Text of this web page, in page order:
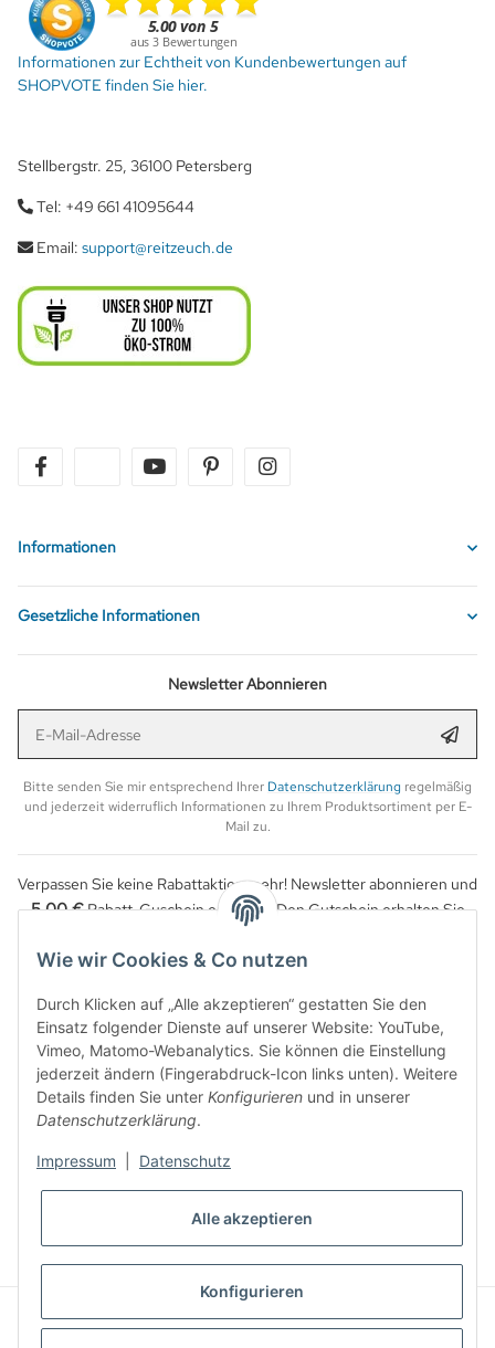
Wie wir Cookies & Co nutzen
Durch Klicken auf „Alle akzeptieren“ gestatten Sie den
Einsatz folgender Dienste auf unserer Website: YouTube,
Vimeo, Matomo-Webanalytics. Sie können die Einstellung
jederzeit ändern (Fingerabdruck-Icon links unten). Weitere
Details finden Sie unter Konfigurieren und in unserer
Datenschutzerklärung.
Impressum Datenschutz
Alle akzeptieren
Konfigurieren
Informationen zur Echtheit von Kundenbewertungen auf
SHOPVOTE finden Sie hier.
Stellbergstr. 25, 36100 Petersberg
Tel: +49 661 41095644
Email: support@reitzeuch.de
twitter youtube pinterest
Informationen
Gesetzliche Informationen
Newsletter Abonnieren
Bitte senden Sie mir entsprechend Ihrer Datenschutzerklärung regelmäßig
und jederzeit widerruflich Informationen zu Ihrem Produktsortiment per E-
Mail zu.
Verpassen Sie keine Rabattaktion mehr! Newsletter abonnieren und
5,00 €Rabatt-Guschein erhalten. Den Gutschein erhalten Sie
per Email nach der erfolgreichen Bestätigung Ihrer Email-Adresse.
WIDERRUFSBUTTON
© Reitzeuch
© 2024 Reitzeuch - made with ❤ in Petersberg